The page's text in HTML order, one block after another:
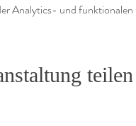
Analytics- und
teilen